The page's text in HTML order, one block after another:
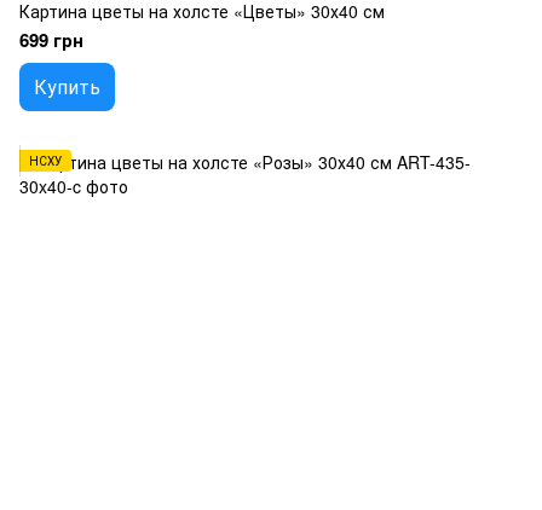
Картина цветы на холсте «Цветы» 30х40 см
699 грн
Купить
НСХУ